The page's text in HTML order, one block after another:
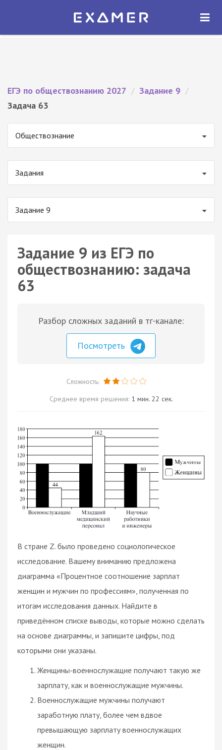
Экзамер — ЕГЭ 2027
ОТКРЫТЬ
ЕГЭ по обществознанию 2027 / Задание 9 /
Задача 63
Обществознание
Задания
Задание 9
Задание 9 из ЕГЭ по
обществознанию: задача
63
Разбор сложных заданий в тг-канале:
Посмотреть
Сложность:
Среднее время решения: 1 мин. 22 сек.
В стране Z. было проведено социологическое
исследование. Вашему вниманию предложена
диаграмма «Процентное соотношение зарплат
женщин и мужчин по профессиям», полученная по
итогам исследования данных. Найдите в
приведённом списке выводы, которые можно сделать
на основе диаграммы, и запишите цифры, под
которыми они указаны.
Женщины-военнослужащие получают такую же
зарплату, как и военнослужащие мужчины.
Военнослужащие мужчины получают
заработную плату, более чем вдвое
превышающую зарплату военнослужащих
женщин.